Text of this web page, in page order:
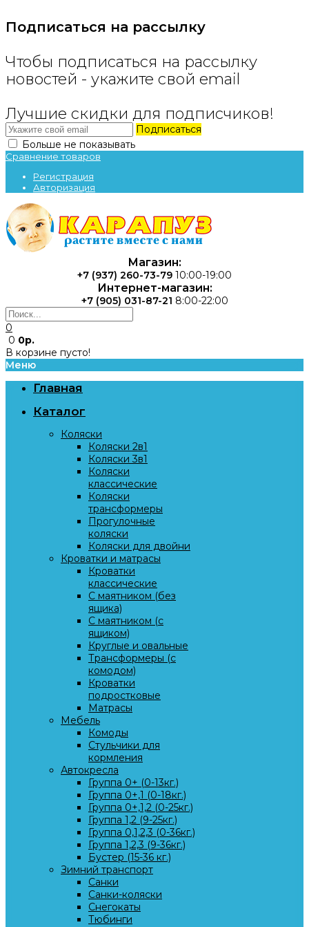
Подписаться на рассылку
Чтобы подписаться на рассылку
новостей - укажите свой email
Лучшие скидки для подписчиков!
Подписаться
Больше не показывать
Сравнение товаров
Регистрация
Авторизация
Магазин:
+7 (937) 260-73-79 10:00-19:00
Интернет-магазин:
+7 (905) 031-87-21 8:00-22:00
0
0 0р.
В корзине пусто!
Меню
Главная
Каталог
Коляски
Коляски 2в1
Коляски 3в1
Коляски
классические
Коляски
трансформеры
Прогулочные
коляски
Коляски для двойни
Кроватки и матрасы
Кроватки
классические
С маятником (без
ящика)
С маятником (с
ящиком)
Круглые и овальные
Трансформеры (с
комодом)
Кроватки
подростковые
Матрасы
Мебель
Комоды
Стульчики для
кормления
Автокресла
Группа 0+ (0-13кг.)
Группа 0+,1 (0-18кг.)
Группа 0+,1,2 (0-25кг.)
Группа 1,2 (9-25кг.)
Группа 0,1,2,3 (0-36кг.)
Группа 1,2,3 (9-36кг.)
Бустер (15-36 кг.)
Зимний транспорт
Санки
Санки-коляски
Снегокаты
Тюбинги